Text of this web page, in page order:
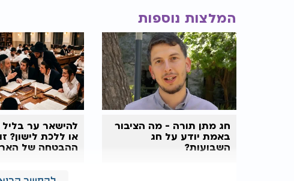
המלצות נוספות
חג מתן תורה - מה הציבור
באמת יודע על חג
השבועות?
להישאר ער
או ללכת לישון? זו
ההבטחה של